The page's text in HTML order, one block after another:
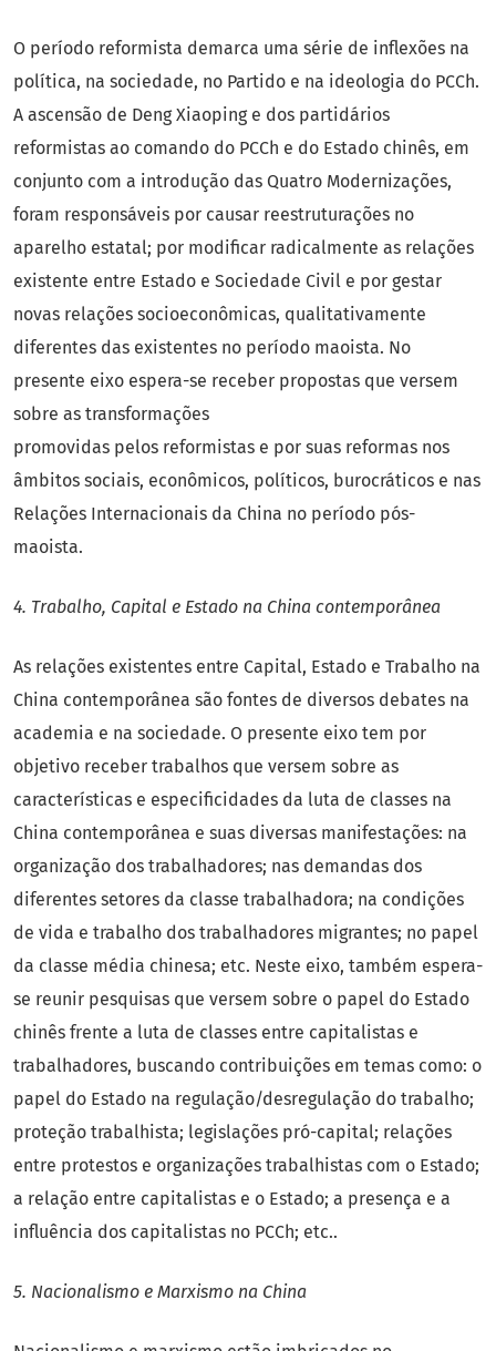
O período reformista demarca uma série de inflexões na
política, na sociedade, no Partido e na ideologia do PCCh.
A ascensão de Deng Xiaoping e dos partidários
reformistas ao comando do PCCh e do Estado chinês, em
conjunto com a introdução das Quatro Modernizações,
foram responsáveis por causar reestruturações no
aparelho estatal; por modificar radicalmente as relações
existente entre Estado e Sociedade Civil e por gestar
novas relações socioeconômicas, qualitativamente
diferentes das existentes no período maoista. No
presente eixo espera-se receber propostas que versem
sobre as transformações
promovidas pelos reformistas e por suas reformas nos
âmbitos sociais, econômicos, políticos, burocráticos e nas
Relações Internacionais da China no período pós-
maoista.
4. Trabalho, Capital e Estado na China contemporânea
As relações existentes entre Capital, Estado e Trabalho na
China contemporânea são fontes de diversos debates na
academia e na sociedade. O presente eixo tem por
objetivo receber trabalhos que versem sobre as
características e especificidades da luta de classes na
China contemporânea e suas diversas manifestações: na
organização dos trabalhadores; nas demandas dos
diferentes setores da classe trabalhadora; na condições
de vida e trabalho dos trabalhadores migrantes; no papel
da classe média chinesa; etc. Neste eixo, também espera-
se reunir pesquisas que versem sobre o papel do Estado
chinês frente a luta de classes entre capitalistas e
trabalhadores, buscando contribuições em temas como: o
papel do Estado na regulação/desregulação do trabalho;
proteção trabalhista; legislações pró-capital; relações
entre protestos e organizações trabalhistas com o Estado;
a relação entre capitalistas e o Estado; a presença e a
influência dos capitalistas no PCCh; etc..
5. Nacionalismo e Marxismo na China